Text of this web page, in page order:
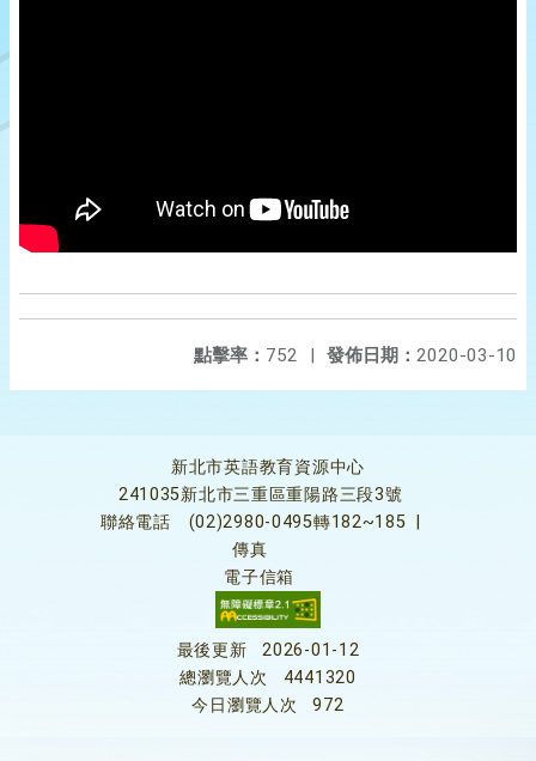
發佈日期： 2020-03-10
點擊率： 752 |
新北市英語教育資源中心
241035新北市三重區重陽路三段3號
聯絡電話
(02)2980-0495轉182~185
傳真
電子信箱
最後更新
2026-01-12
總瀏覽人次
4441320
今日瀏覽人次
972